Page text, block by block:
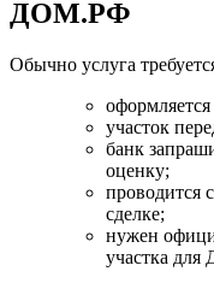
ДОМ.РФ
Обычно услуга
участок
банк
оценку;
проводится
сделке;
нужен
участка